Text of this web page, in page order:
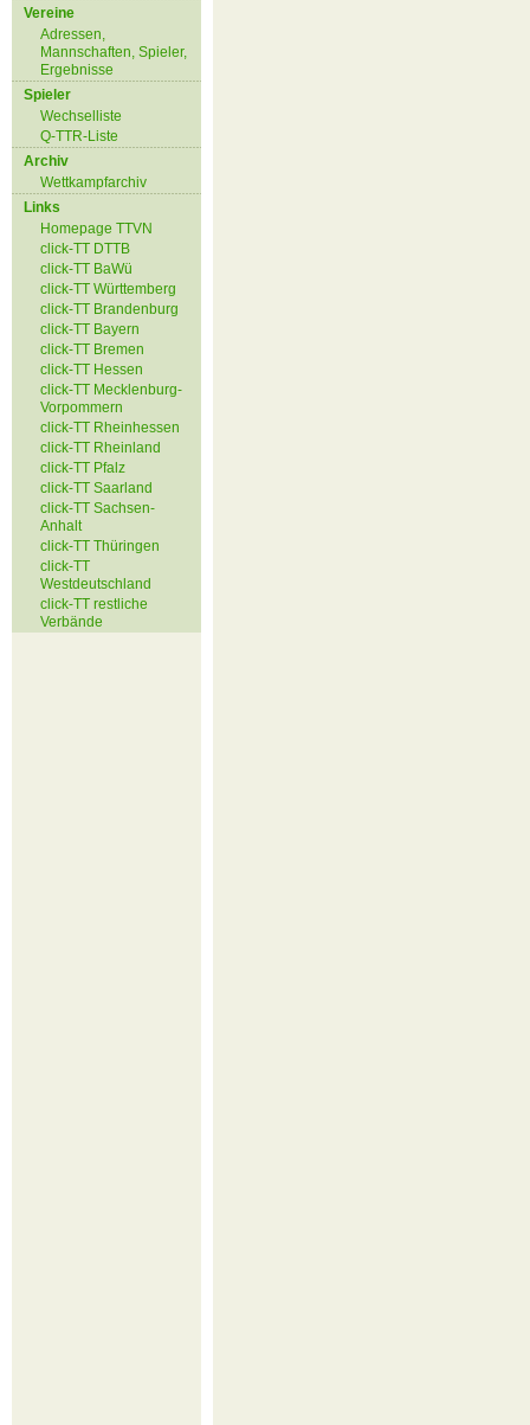
Vereine
Adressen,
Mannschaften, Spieler,
Ergebnisse
Spieler
Wechselliste
Q-TTR-Liste
Archiv
Wettkampfarchiv
Links
Homepage TTVN
click-TT DTTB
click-TT BaWü
click-TT Württemberg
click-TT Brandenburg
click-TT Bayern
click-TT Bremen
click-TT Hessen
click-TT Mecklenburg-
Vorpommern
click-TT Rheinhessen
click-TT Rheinland
click-TT Pfalz
click-TT Saarland
click-TT Sachsen-
Anhalt
click-TT Thüringen
click-TT
Westdeutschland
click-TT restliche
Verbände